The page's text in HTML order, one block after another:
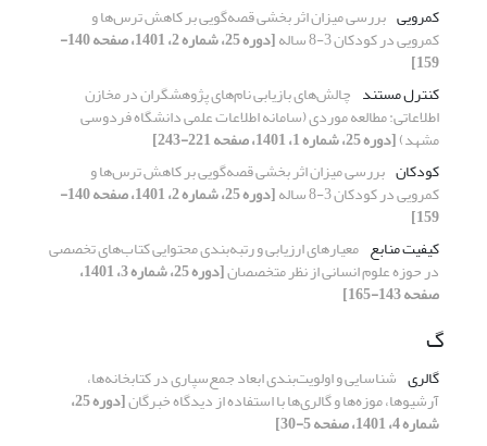
کمرویی بررسی میزان اثر بخشی قصه‌گویی بر کاهش ترس‌ها و
کمرویی در کودکان 3-8 ساله [دوره 25، شماره 2، 1401، صفحه 140-
159]
کنترل مستند چالش‌های بازیابی نام‌های پژوهشگران در مخازن
اطلاعاتی: مطالعه موردی (سامانه اطلاعات علمی دانشگاه فردوسی
مشهد)[دوره 25، شماره 1، 1401، صفحه 221-243]
کودکان بررسی میزان اثر بخشی قصه‌گویی بر کاهش ترس‌ها و
کمرویی در کودکان 3-8 ساله [دوره 25، شماره 2، 1401، صفحه 140-
159]
کیفیت منابع معیارهای ارزیابی و رتبه‌بندی محتوایی کتاب‌های تخصصی
در حوزه‌ علوم انسانی از نظر متخصصان [دوره 25، شماره 3، 1401،
صفحه 143-165]
گ
گالری شناسایی و اولویت‌بندی ابعاد جمع‌سپاری در کتابخانه‌ها،
آرشیوها، موزه‌ها و گالری‌ها با استفاده از دیدگاه خبرگان [دوره 25،
شماره 4، 1401، صفحه 5-30]